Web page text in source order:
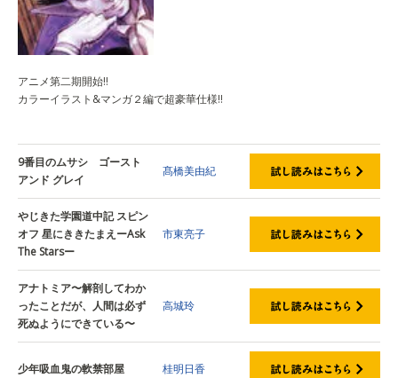
アニメ第二期開始!!
カラーイラスト&マンガ２編で超豪華仕様!!
9番目のムサシ ゴースト
アンド グレイ
髙橋美由紀
やじきた学園道中記 スピン
オフ 星にききたまえーAsk
The Starsー
市東亮子
アナトミア〜解剖してわか
ったことだが、人間は必ず
死ぬようにできている〜
高城玲
少年吸血鬼の軟禁部屋 桂明日香